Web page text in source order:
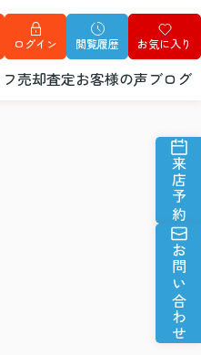
ログイン 閲覧履歴 お気に入り
売却査定お客様の声ブログ
来店予約
お問い合わせ